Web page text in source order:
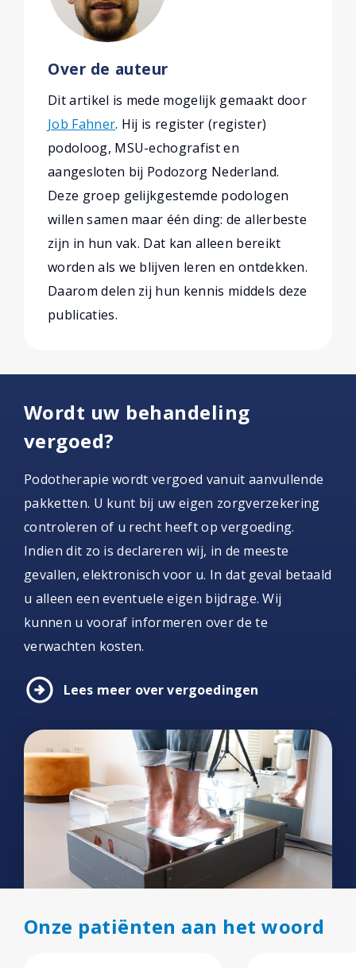
Over de auteur
Dit artikel is mede mogelijk gemaakt door
Job Fahner. Hij is register (register)
podoloog, MSU-echografist en
aangesloten bij Podozorg Nederland.
Deze groep gelijkgestemde podologen
willen samen maar één ding: de allerbeste
zijn in hun vak. Dat kan alleen bereikt
worden als we blijven leren en ontdekken.
Daarom delen zij hun kennis middels deze
publicaties.
Wordt uw behandeling
vergoed?
Podotherapie wordt vergoed vanuit aanvullende
pakketten. U kunt bij uw eigen zorgverzekering
controleren of u recht heeft op vergoeding.
Indien dit zo is declareren wij, in de meeste
gevallen, elektronisch voor u. In dat geval betaald
u alleen een eventuele eigen bijdrage. Wij
kunnen u vooraf informeren over de te
verwachten kosten.
arrow_circle_right Lees meer over vergoedingen
Onze patiënten aan het woord